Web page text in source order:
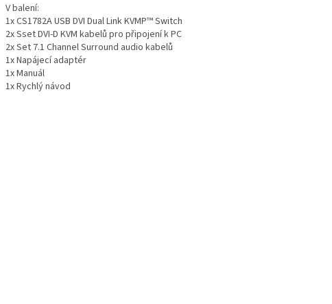
V balení:
1x CS1782A USB DVI Dual Link KVMP™ Switch
2x Sset DVI-D KVM kabelů pro připojení k PC
2x Set 7.1 Channel Surround audio kabelů
1x Napájecí adaptér
1x Manuál
1x Rychlý návod